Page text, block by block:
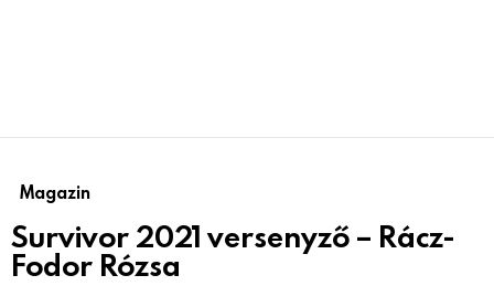
Magazin
Survivor 2021 versenyző – Rácz-
Fodor Rózsa